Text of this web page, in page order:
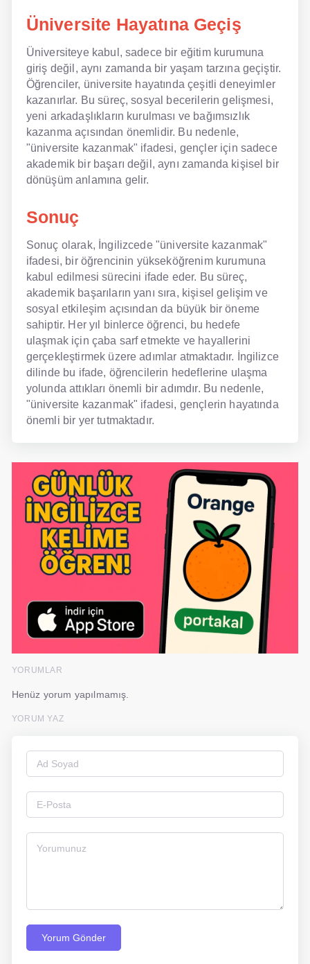
Üniversite Hayatına Geçiş
Üniversiteye kabul, sadece bir eğitim kurumuna
giriş değil, aynı zamanda bir yaşam tarzına geçiştir.
Öğrenciler, üniversite hayatında çeşitli deneyimler
kazanırlar. Bu süreç, sosyal becerilerin gelişmesi,
yeni arkadaşlıkların kurulması ve bağımsızlık
kazanma açısından önemlidir. Bu nedenle,
"üniversite kazanmak" ifadesi, gençler için sadece
akademik bir başarı değil, aynı zamanda kişisel bir
dönüşüm anlamına gelir.
Sonuç
Sonuç olarak, İngilizcede "üniversite kazanmak"
ifadesi, bir öğrencinin yükseköğrenim kurumuna
kabul edilmesi sürecini ifade eder. Bu süreç,
akademik başarıların yanı sıra, kişisel gelişim ve
sosyal etkileşim açısından da büyük bir öneme
sahiptir. Her yıl binlerce öğrenci, bu hedefe
ulaşmak için çaba sarf etmekte ve hayallerini
gerçekleştirmek üzere adımlar atmaktadır. İngilizce
dilinde bu ifade, öğrencilerin hedeflerine ulaşma
yolunda attıkları önemli bir adımdır. Bu nedenle,
"üniversite kazanmak" ifadesi, gençlerin hayatında
önemli bir yer tutmaktadır.
YORUMLAR
Henüz yorum yapılmamış.
YORUM YAZ
Yorum Gönder